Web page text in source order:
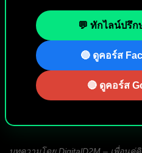
💬 ทักไลน์ปรึก
🔵 ดูคอร์ส
🔴 ดูคอร์ส
บทความโดย DigitalD2M – เพื่อนคู่